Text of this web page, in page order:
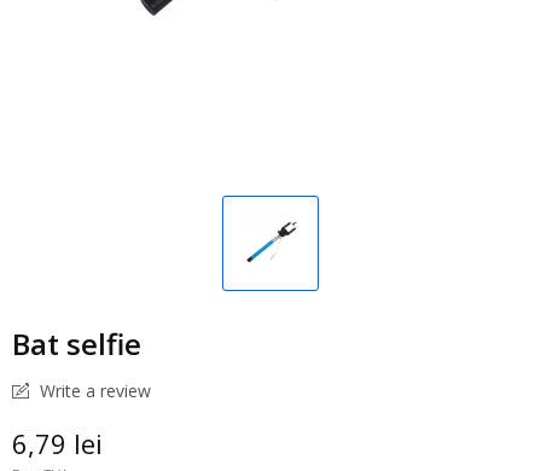
Bat selfie
Write a review
6,79 lei